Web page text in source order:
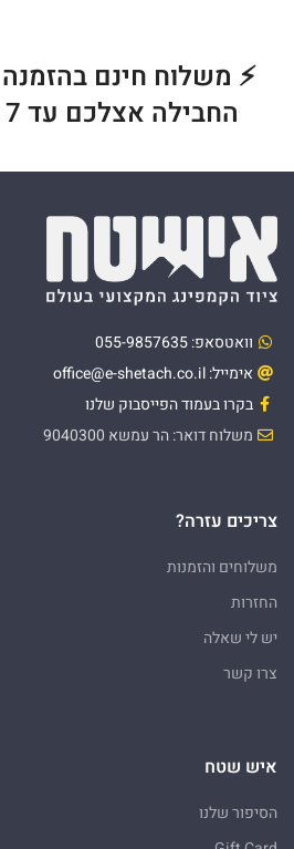
החבילה אצלכם עד 7 ימי עסקים ⌛
וואטסאפ: 055-9857635
אימייל: office@e-shetach.co.il
בקרו בעמוד הפייסבוק שלנו
משלוח דואר: הר עמשא 9040300
צריכים עזרה?
משלוחים והזמנות
החזרות
יש לי שאלה
צרו קשר
איש שטח
הסיפור שלנו